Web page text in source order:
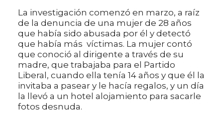
La investigación comenzó en marzo, a raíz
de la denuncia de una mujer de 28 años
que había sido abusada por él y detectó
que había más víctimas. La mujer contó
que conoció al dirigente a través de su
madre, que trabajaba para el Partido
Liberal, cuando ella tenía 14 años y que él la
invitaba a pasear y le hacía regalos, y un día
la llevó a un hotel alojamiento para sacarle
fotos desnuda.